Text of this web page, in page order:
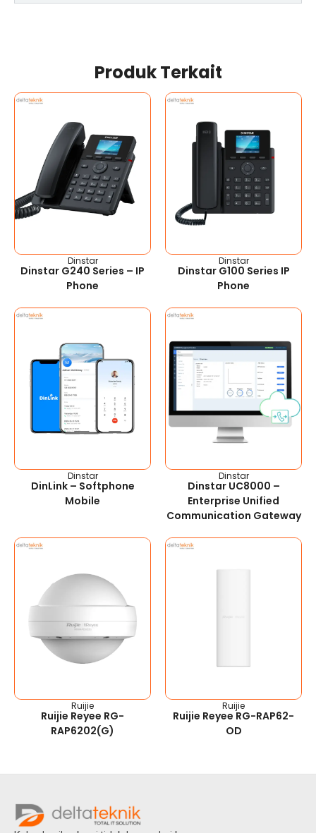
Produk Terkait
Dinstar
Dinstar G240 Series – IP
Phone
Dinstar
Dinstar G100 Series IP
Phone
Dinstar
DinLink – Softphone
Mobile
Dinstar
Dinstar UC8000 –
Enterprise Unified
Communication Gateway
Ruijie
Ruijie Reyee RG-
RAP6202(G)
Ruijie
Ruijie Reyee RG-RAP62-
OD